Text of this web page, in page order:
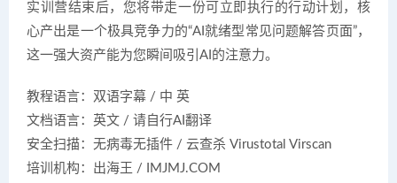
实训营结束后，您将带走一份可立即执行的行动计划，核
心产出是一个极具竞争力的“AI就绪型常见问题解答页面”，
这一强大资产能为您瞬间吸引AI的注意力。
教程语言：双语字幕 / 中 英
文档语言：英文 / 请自行AI翻译
安全扫描：无病毒无插件 / 云查杀 Virustotal Virscan
培训机构：出海王 / IMJMJ.COM